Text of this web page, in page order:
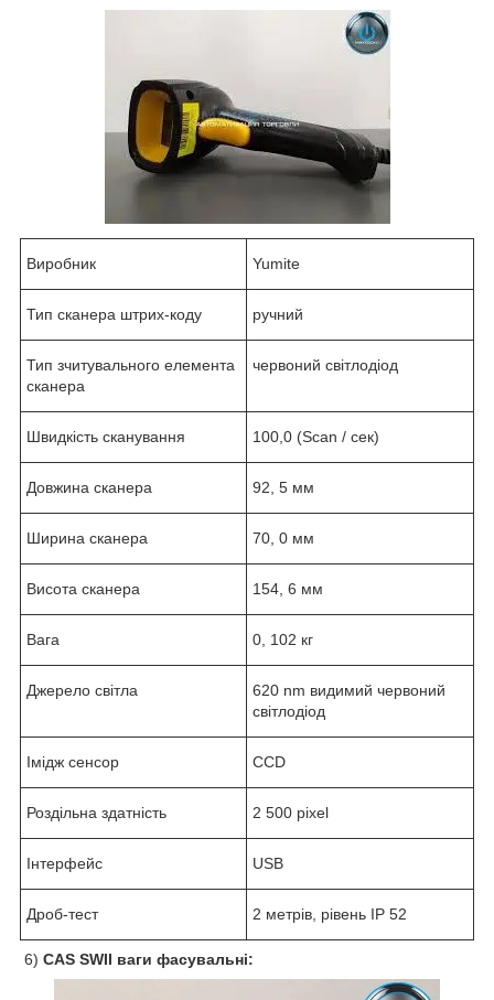
Виробник Yumite
Тип сканера штрих-коду ручний
Тип зчитувального елемента
сканера
червоний світлодіод
Швидкість сканування 100,0 (Scan / сек)
Довжина сканера 92, 5 мм
Ширина сканера 70, 0 мм
Висота сканера 154, 6 мм
Вага 0, 102 кг
Джерело світла
620 nm видимий червоний
світлодіод
Імідж сенсор CCD
Роздільна здатність 2 500 pixel
Інтерфейс USB
Дроб-тест 2 метрів, рівень IP 52
6) CAS SWII ваги фасувальні: